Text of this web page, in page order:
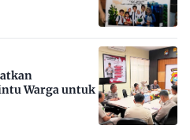
Warga untuk